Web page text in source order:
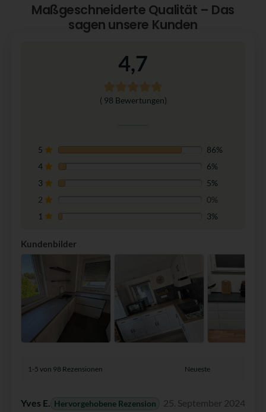
Maßgeschneiderte Qualität – Das
sagen unsere Kunden
4,7
( 98 Bewertungen)
5
86%
4
6%
3
5%
2
0%
1
3%
Kundenbilder
1-5 von 98 Rezensionen
Yves E. Hervorgehobene Rezension 25. September 2024